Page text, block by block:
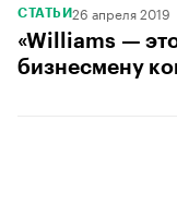
СТАТЬИ26 апреля 2019
«Williams —
бизнесмену